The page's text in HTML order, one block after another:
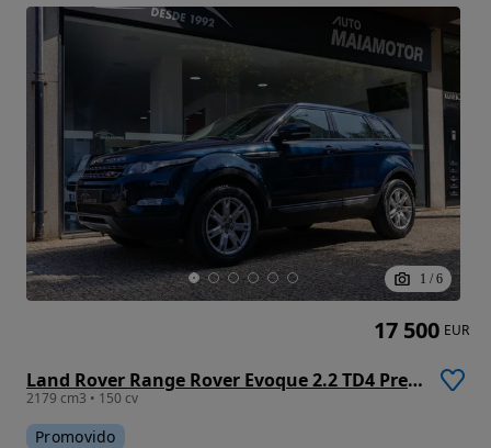
1 / 6
Land Rover Range Rover Evoque 2.2 TD4 Prestige
2179 cm3 • 150 cv
Promovido
17 500 EUR